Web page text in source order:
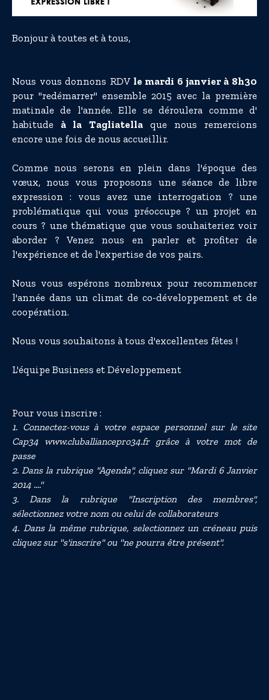
Bonjour à toutes et à tous,
Nous vous donnons RDV le mardi 6 janvier à 8h30
pour "redémarrer" ensemble 2015 avec la première
matinale de l'année. Elle se déroulera comme d'
habitude à la Tagliatellaque nous remercions
encore une fois de nous accueillir.
Comme nous serons en plein dans l'époque des
vœux, nous vous proposons une séance de libre
expression : vous avez une interrogation ? une
problématique qui vous préoccupe ? un projet en
cours ? une thématique que vous souhaiteriez voir
aborder ? Venez nous en parler et profiter de
l'expérience et de l'expertise de vos pairs.
Nous vous espérons nombreux pour recommencer
l'année dans un climat de co-développement et de
coopération.
Nous vous souhaitons à tous d'excellentes fêtes !
L'équipe Business et Développement
Pour vous inscrire :
1. Connectez-vous à votre espace personnel sur le site
Cap34 www.cluballiancepro34.fr grâce à votre mot de
passe
2. Dans la rubrique "Agenda", cliquez sur "Mardi 6 Janvier
2014 ...."
3. Dans la rubrique "Inscription des membres",
sélectionnez votre nom ou celui de collaborateurs
4. Dans la même rubrique, selectionnez un créneau puis
cliquez sur "s'inscrire" ou "ne pourra être présent".